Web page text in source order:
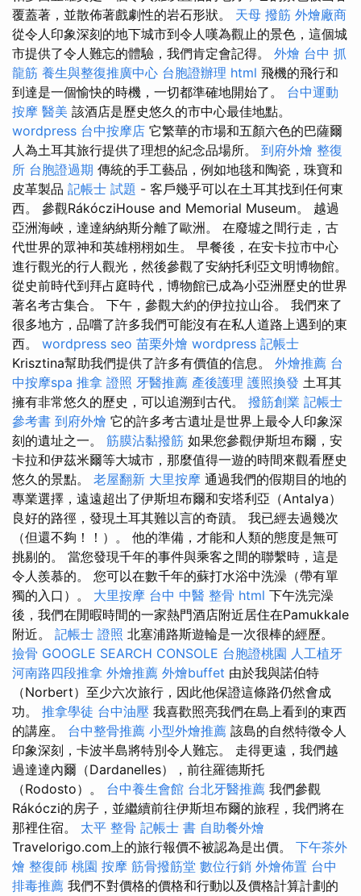
覆蓋著，並散佈著戲劇性的岩石形狀。 天母 撥筋 外燴廠商
從令人印象深刻的地下城市到令人嘆為觀止的景色，這個城
市提供了令人難忘的體驗，我們肯定會記得。 外燴 台中 抓
龍筋 養生與整復推廣中心 台胞證辦理 html 飛機的飛行和
到達是一個愉快的時機，一切都準確地開始了。 台中運動
按摩 醫美 該酒店是歷史悠久的市中心最佳地點。
wordpress 台中按摩店 它繁華的市場和五顏六色的巴薩爾
人為土耳其旅行提供了理想的紀念品場所。 到府外燴 整復
所 台胞證過期 傳統的手工藝品，例如地毯和陶瓷，珠寶和
皮革製品 記帳士 試題 - 客戶幾乎可以在土耳其找到任何東
西。 參觀RákócziHouse and Memorial Museum。 越過
亞洲海峽，達達納納斯分離了歐洲。 在廢墟之間行走，古
代世界的眾神和英雄栩栩如生。 早餐後，在安卡拉市中心
進行觀光的行人觀光，然後參觀了安納托利亞文明博物館。
從史前時代到拜占庭時代，博物館已成為小亞洲歷史的世界
著名考古集合。 下午，參觀大約的伊拉拉山谷。 我們來了
很多地方，品嚐了許多我們可能沒有在私人道路上遇到的東
西。 wordpress seo 苗栗外燴 wordpress 記帳士
Krisztina幫助我們提供了許多有價值的信息。 外燴推薦 台
中按摩spa 推拿 證照 牙醫推薦 產後護理 護照換發 土耳其
擁有非常悠久的歷史，可以追溯到古代。 撥筋創業 記帳士
參考書 到府外燴 它的許多考古遺址是世界上最令人印象深
刻的遺址之一。 筋膜沾黏撥筋 如果您參觀伊斯坦布爾，安
卡拉和伊茲米爾等大城市，那麼值得一遊的時間來觀看歷史
悠久的景點。 老屋翻新 大里按摩 通過我們的假期目的地的
專業選擇，遠遠超出了伊斯坦布爾和安塔利亞（Antalya）
良好的路徑，發現土耳其難以言的奇蹟。 我已經去過幾次
（但還不夠！！）。 他的準備，才能和人類的態度是無可
挑剔的。 當您發現千年的事件與乘客之間的聯繫時，這是
令人羨慕的。 您可以在數千年的蘇打水浴中洗澡（帶有單
獨的入口）。 大里按摩 台中 中醫 整骨 html 下午洗完澡
後，我們在閒暇時間的一家熱門酒店附近居住在Pamukkale
附近。 記帳士 證照 北塞浦路斯遊輪是一次很棒的經歷。
撿骨 GOOGLE SEARCH CONSOLE 台胞證桃園 人工植牙
河南路四段推拿 外燴推薦 外燴buffet 由於我與諾伯特
（Norbert）至少六次旅行，因此他保證這條路仍然會成
功。 推拿學徒 台中油壓 我喜歡照亮我們在島上看到的東西
的講座。 台中整骨推薦 小型外燴推薦 該島的自然特徵令人
印象深刻，卡波半島將特別令人難忘。 走得更遠，我們越
過達達內爾（Dardanelles），前往羅德斯托
（Rodosto）。 台中養生會館 台北牙醫推薦 我們參觀
Rákóczi的房子，並繼續前往伊斯坦布爾的旅程，我們將在
那裡住宿。 太平 整骨 記帳士 書 自助餐外燴
Travelorigo.com上的旅行報價不被認為是出價。 下午茶外
燴 整復師 桃園 按摩 筋骨撥筋堂 數位行銷 外燴佈置 台中
排毒推薦 我們不對價格的價格和行動以及價格計算計劃的